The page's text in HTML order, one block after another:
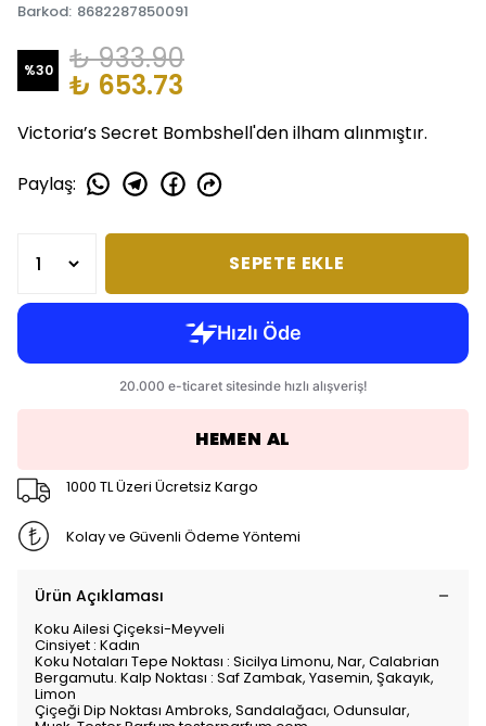
Barkod: 8682287850091
%30 ₺ 933.90
₺ 653.73
Victoria’s Secret Bombshell'den ilham alınmıştır.
Paylaş:
SEPETE EKLE
HEMEN AL
1000 TL Üzeri Ücretsiz Kargo
Kolay ve Güvenli Ödeme Yöntemi
Ürün Açıklaması
Koku Ailesi Çiçeksi-Meyveli
Cinsiyet : Kadın
Koku Notaları Tepe Noktası : Sicilya Limonu, Nar, Calabrian
Bergamutu. Kalp Noktası : Saf Zambak, Yasemin, Şakayık,
Limon
Çiçeği Dip Noktası Ambroks, Sandalağacı, Odunsular,